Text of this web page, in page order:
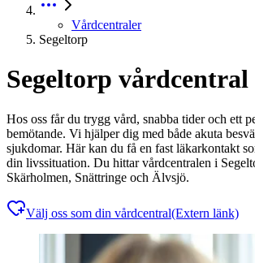
Vårdcentraler
Segeltorp
Segeltorp vårdcentral
Hos oss får du trygg vård, snabba tider och ett
bemötande. Vi hjälper dig med både akuta
sjukdomar. Här kan du få en fast läkarkontakt
din livssituation. Du hittar vårdcentralen i
Skärholmen, Snättringe och Älvsjö.
Välj oss som din vårdcentral(Extern länk)